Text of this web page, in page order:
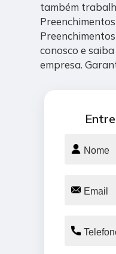
também
conosco e
empresa.